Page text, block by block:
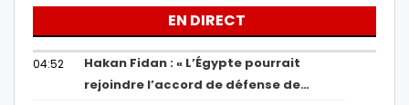
EN DIRECT
04:52
Hakan Fidan : « L’Égypte pourrait
rejoindre l’accord de défense de…